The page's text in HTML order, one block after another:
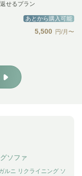
せるプラン
あとから購入可能
5,500 円/月〜
ソファ
ルニ リクライニング ソ